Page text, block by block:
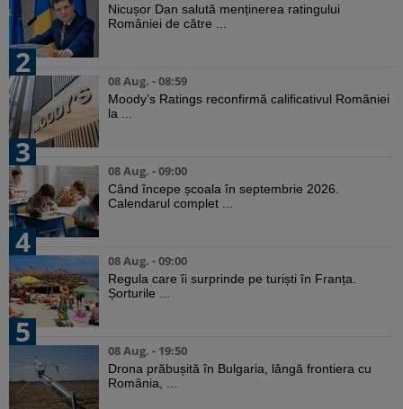
Nicușor Dan salută menținerea ratingului
României de către ...
2
08 Aug. - 08:59
Moody’s Ratings reconfirmă calificativul României
la ...
3
08 Aug. - 09:00
Când începe școala în septembrie 2026.
Calendarul complet ...
4
08 Aug. - 09:00
Regula care îi surprinde pe turiști în Franța.
Șorturile ...
5
08 Aug. - 19:50
Drona prăbușită în Bulgaria, lângă frontiera cu
România, ...